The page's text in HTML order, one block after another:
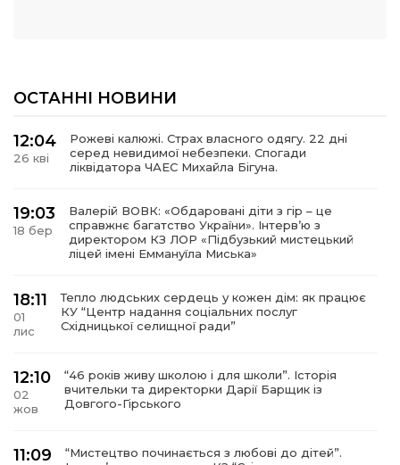
ОСТАННІ НОВИНИ
12:04
26 кві
Рожеві калюжі. Страх власного одягу. 22 дні
серед невидимої небезпеки. Спогади
ліквідатора ЧАЕС Михайла Бігуна.
19:03
18 бер
Валерій ВОВК: «Обдаровані діти з гір – це
справжнє багатство України». Інтервʼю з
директором КЗ ЛОР «Підбузький мистецький
ліцей імені Еммануїла Миська»
18:11
01
лис
Тепло людських сердець у кожен дім: як працює
КУ “Центр надання соціальних послуг
Східницької селищної ради”
12:10
02
жов
“46 років живу школою і для школи”. Історія
вчительки та директорки Дарії Барщик із
Довгого-Гірського
11:09
“Мистецтво починається з любові до дітей”.